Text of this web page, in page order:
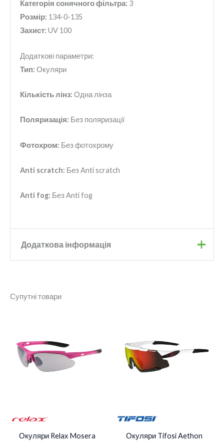
Категорія сонячного фільтра: 3
Розмір: 134-0-135
Захист: UV 100
Додаткові параметри:
Тип: Окуляри
Кількість лінз: Одна лінза
Поляризація: Без поляризації
Фотохром: Без фотохрому
Anti scratch: Без Anti scratch
Anti fog: Без Anti fog
Додаткова інформація
Колір
Супутні товари
Окуляри Relax Mosera Окуляри Tifosi Aethon
до